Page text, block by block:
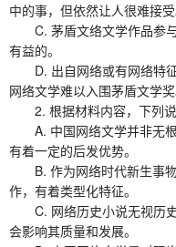
中的事，但依然让人很难接受
C. 茅盾文络文学作品参与
有益的。
D. 出自网络或有网络特征
网络文学难以入围茅盾文学奖
2. 根据材料内容，下列说
A. 中国网络文学并非无根
有着一定的后发优势。
B. 作为网络时代新生事物
作，有着类型化特征。
C. 网络历史小说无视历史
会影响其质量和发展。